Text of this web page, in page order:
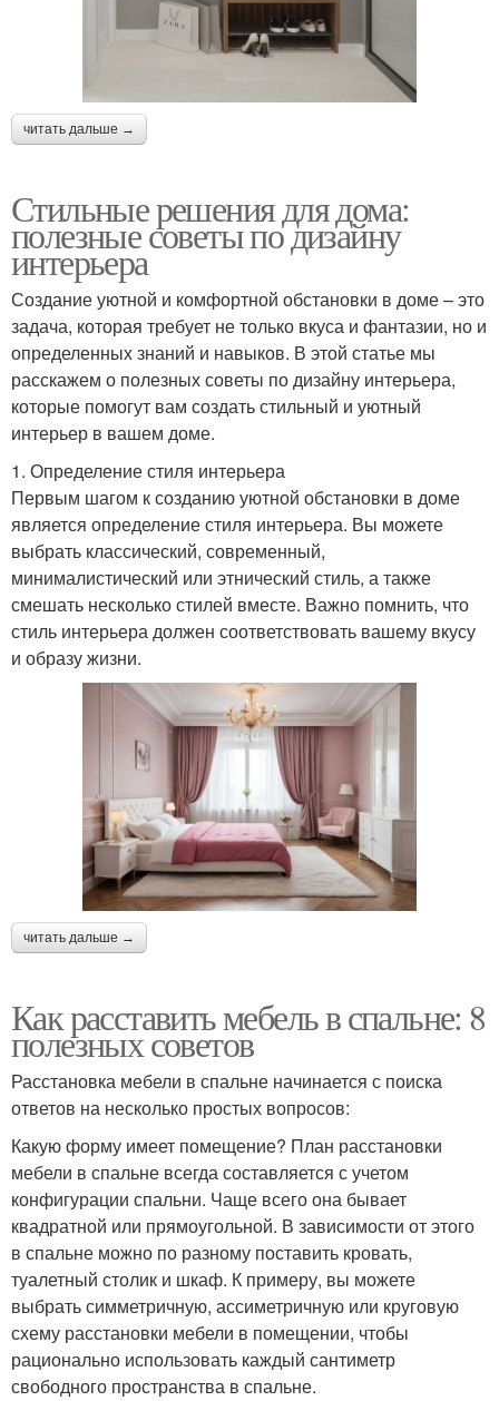
читать дальше →
Стильные решения для дома:
полезные советы по дизайну
интерьера
Создание уютной и комфортной обстановки в доме – это
задача, которая требует не только вкуса и фантазии, но и
определенных знаний и навыков. В этой статье мы
расскажем о полезных советы по дизайну интерьера,
которые помогут вам создать стильный и уютный
интерьер в вашем доме.
1. Определение стиля интерьера
Первым шагом к созданию уютной обстановки в доме
является определение стиля интерьера. Вы можете
выбрать классический, современный,
минималистический или этнический стиль, а также
смешать несколько стилей вместе. Важно помнить, что
стиль интерьера должен соответствовать вашему вкусу
и образу жизни.
читать дальше →
Как расставить мебель в спальне: 8
полезных советов
Расстановка мебели в спальне начинается с поиска
ответов на несколько простых вопросов:
Какую форму имеет помещение? План расстановки
мебели в спальне всегда составляется с учетом
конфигурации спальни. Чаще всего она бывает
квадратной или прямоугольной. В зависимости от этого
в спальне можно по разному поставить кровать,
туалетный столик и шкаф. К примеру, вы можете
выбрать симметричную, ассиметричную или круговую
схему расстановки мебели в помещении, чтобы
рационально использовать каждый сантиметр
свободного пространства в спальне.